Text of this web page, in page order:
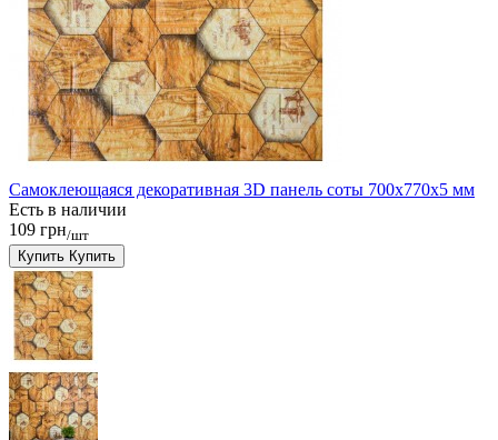
Самоклеющаяся декоративная 3D панель соты 700x770x5 мм
Есть в наличии
109 грн/шт
Купить Купить